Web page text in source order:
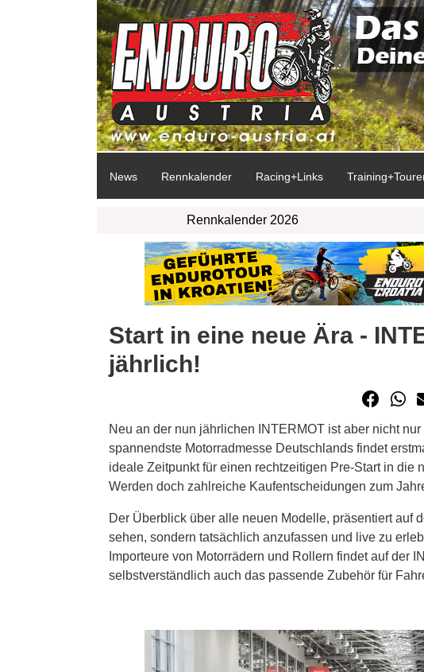
News Rennkalender Racing+Links
Rennkalender 2026
Start in eine neue Ära -
jährlich!
Neu an der nun jährlichen INTERMOT ist aber nicht
spannendste Motorradmesse Deutschlands findet
ideale Zeitpunkt für einen rechtzeitigen Pre-Start in die
Werden doch zahlreiche Kaufentscheidungen zum
Der Überblick über alle neuen Modelle, präsentiert auf
sehen, sondern tatsächlich anzufassen und live zu
Importeure von Motorrädern und Rollern findet auf der
selbstverständlich auch das passende Zubehör für